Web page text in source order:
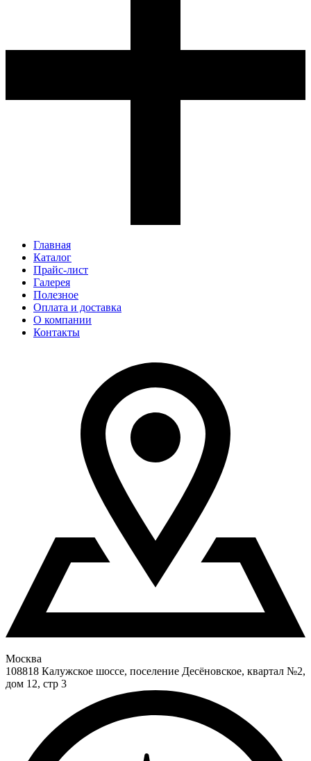
Главная
Каталог
Прайс-лист
Галерея
Полезное
Оплата и доставка
О компании
Контакты
Москва
108818 Калужское шоссе, поселение Десёновское, квартал №2,
дом 12, стр 3